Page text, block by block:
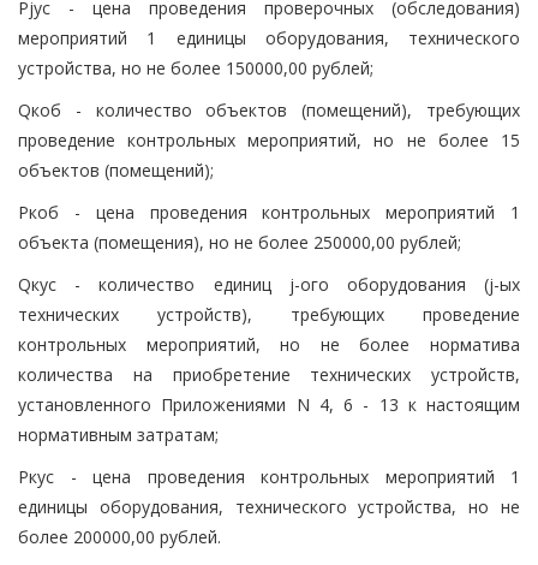
Pjус - цена проведения проверочных (обследования)
мероприятий 1 единицы оборудования, технического
устройства, но не более 150000,00 рублей;
Qкоб - количество объектов (помещений), требующих
проведение контрольных мероприятий, но не более 15
объектов (помещений);
Pкоб - цена проведения контрольных мероприятий 1
объекта (помещения), но не более 250000,00 рублей;
Qкус - количество единиц j-ого оборудования (j-ых
технических устройств), требующих проведение
контрольных мероприятий, но не более норматива
количества на приобретение технических устройств,
установленного Приложениями N 4, 6 - 13 к настоящим
нормативным затратам;
Pкус - цена проведения контрольных мероприятий 1
единицы оборудования, технического устройства, но не
более 200000,00 рублей.